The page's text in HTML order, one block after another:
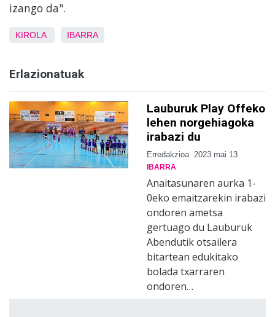
izango da".
KIROLA IBARRA
Erlazionatuak
Lauburuk Play Offeko
lehen norgehiagoka
irabazi du
Erredakzioa 2023 mai 13
IBARRA
Anaitasunaren aurka 1-
0eko emaitzarekin irabazi
ondoren ametsa
gertuago du Lauburuk
Abendutik otsailera
bitartean edukitako
bolada txarraren
ondoren…